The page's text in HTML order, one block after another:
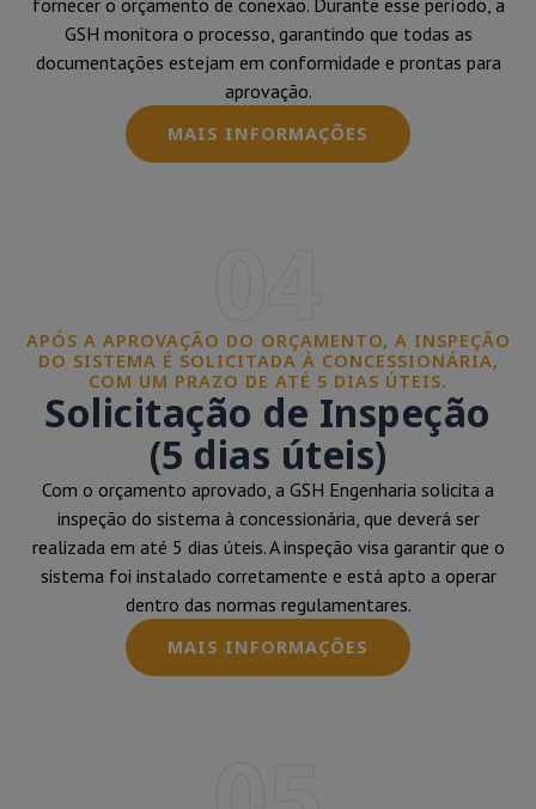
fornecer o orçamento de conexão. Durante esse período, a
GSH monitora o processo, garantindo que todas as
documentações estejam em conformidade e prontas para
aprovação.
MAIS INFORMAÇÕES
APÓS A APROVAÇÃO DO ORÇAMENTO, A INSPEÇÃO
DO SISTEMA É SOLICITADA À CONCESSIONÁRIA,
COM UM PRAZO DE ATÉ 5 DIAS ÚTEIS.
Solicitação de Inspeção
(5 dias úteis)
Com o orçamento aprovado, a GSH Engenharia solicita a
inspeção do sistema à concessionária, que deverá ser
realizada em até 5 dias úteis. A inspeção visa garantir que o
sistema foi instalado corretamente e está apto a operar
dentro das normas regulamentares.
MAIS INFORMAÇÕES